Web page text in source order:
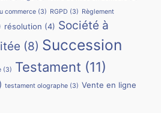
commerce (3) RGPD (3) Règlement
résolution (4) Société à
(8) Succession
(3) Testament (11)
testament olographe (3) Vente en ligne